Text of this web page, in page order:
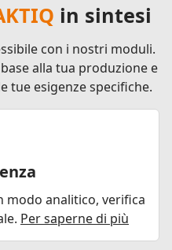
in sintesi
con i nostri moduli.
alla tua produzione e
tue esigenze specifiche.
modo analitico, verifica
Per saperne di più